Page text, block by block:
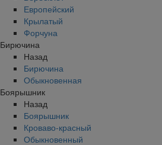
Европейский
Крылатый
Форчуна
Бирючина
Назад
Бирючина
Обыкновенная
Боярышник
Назад
Боярышник
Кроваво-красный
Обыкновенный